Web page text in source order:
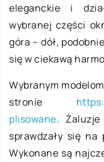
eleganckie i
wybranej części
góra – dół,
się w ciekawą
Wybranym
stronie
plisowane. Żaluzje
sprawdzały się na
Wykonane są